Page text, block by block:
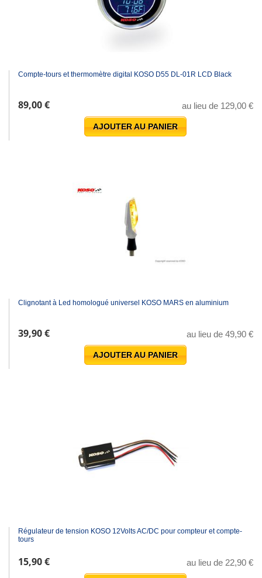
Compte-tours et thermomètre digital KOSO D55 DL-01R LCD Black
89,00 € au lieu de 129,00 €
AJOUTER AU PANIER
Clignotant à Led homologué universel KOSO MARS en aluminium
39,90 € au lieu de 49,90 €
AJOUTER AU PANIER
Régulateur de tension KOSO 12Volts AC/DC pour compteur et compte-
tours
15,90 € au lieu de 22,90 €